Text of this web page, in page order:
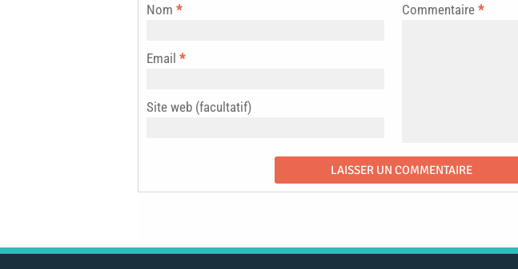
Commentaire *
Nom *
Email *
Site web (facultatif)